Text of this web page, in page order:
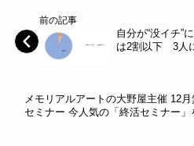
前の記事
自分が“没イチ”
は2割以下 3人
メモリアルアートの大野屋主催 12
セミナー 今人気の「終活セミナー」